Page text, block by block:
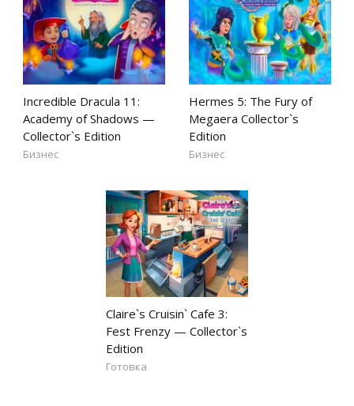
Incredible Dracula 11:
Academy of Shadows —
Collector`s Edition
Бизнес
Hermes 5: The Fury of
Megaera Collector`s
Edition
Бизнес
Claire`s Cruisin` Cafe 3:
Fest Frenzy — Collector`s
Edition
Готовка